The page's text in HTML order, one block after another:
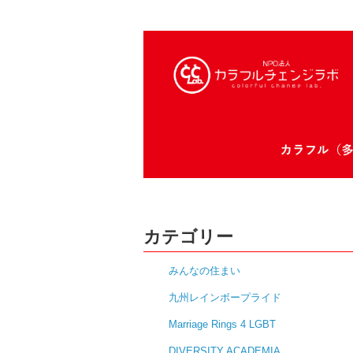
カテゴリー
みんなの住まい
九州レインボープライド
Marriage Rings 4 LGBT